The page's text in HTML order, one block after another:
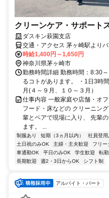
クリーンケア・サポート
ダスキン萩園支店
交通・アクセス 茅ヶ崎駅より
分
時給1,400円～1,650円
神奈川県茅ヶ崎市
勤務時間詳細 勤務時間：8:30
るコトがあります。 ・1日3時
月(４～９月、１０～３月）
仕事内容 一般家庭や店舗・オ
フード・床などの クリーニン
輩とペアで現場に入り、 先輩
ます。 ...
制服あり 短期（3ヵ月以内） 社員登用
土日祝のみOK
主婦・主夫歓迎 フリー
車通勤OK
平日のみOK 学生歓迎 転勤
長期歓迎
週2・3日からOK シフト制
アルバイト・パート